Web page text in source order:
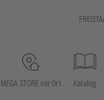
MEGA STORE vor Ort Katalog